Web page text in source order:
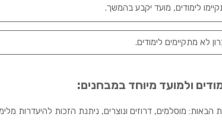
לימודים, מועד יקבע בהמשך.
לא מתקיימים לימודים.
ולמועד מיוחד במבחנים: